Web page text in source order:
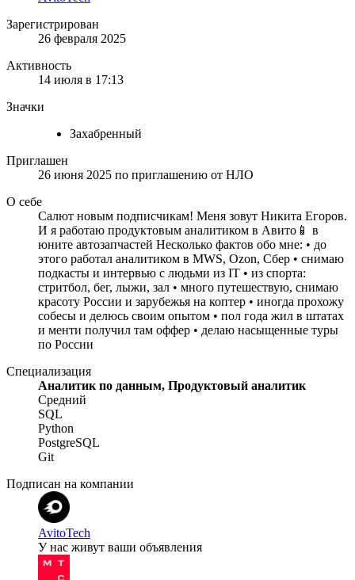
Зарегистрирован
26 февраля 2025
Активность
14 июля в 17:13
Значки
Захабренный
Приглашен
26 июня 2025 по приглашению от НЛО
О себе
Салют новым подписчикам! Меня зовут Никита Егоров.
И я работаю продуктовым аналитиком в Авито📱 в
юните автозапчастей Несколько фактов обо мне: • до
этого работал аналитиком в MWS, Ozon, Сбер • снимаю
подкасты и интервью с людьми из IT • из спорта:
стритбол, бег, лыжи, зал • много путешествую, снимаю
красоту России и зарубежья на коптер • иногда прохожу
собесы и делюсь своим опытом • пол года жил в штатах
и менти получил там оффер • делаю насыщенные туры
по России
Специализация
Аналитик по данным, Продуктовый аналитик
Средний
SQL
Python
PostgreSQL
Git
Подписан на компании
AvitoTech
У нас живут ваши объявления